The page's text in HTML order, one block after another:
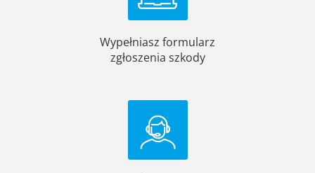
Wypełniasz formularz
zgłoszenia szkody